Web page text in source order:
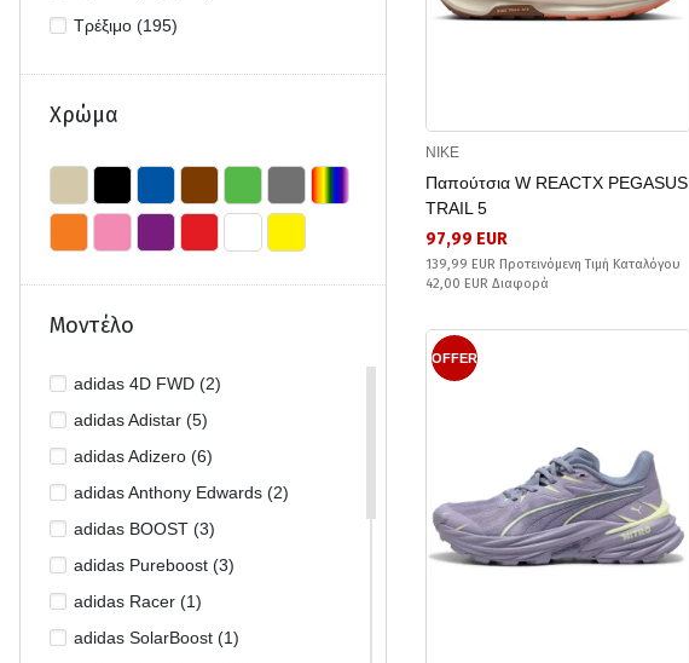
45 1/3 (21)
L (1)
M (1)
Τρέξιμο (195)
Χρώμα
Μοντέλο
adidas 4D FWD (2)
adidas Adistar (5)
adidas Adizero (6)
adidas Anthony Edwards (2)
adidas BOOST (3)
adidas Pureboost (3)
adidas Racer (1)
adidas SolarBoost (1)
NIKE
Παπούτσια W REACTX PEGASUS
TRAIL 5
97,99 EUR
139,99 EUR Προτεινόμενη Τιμή Καταλόγου
42,00 EUR Διαφορά
OFFER